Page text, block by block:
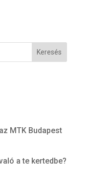
Keresés
MTK Budapest
a te kertedbe?